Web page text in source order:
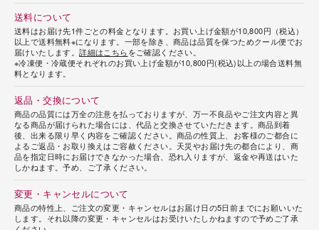
送料について
送料はお届け先1件ごとの料金となります。お買い上げ金額が10,800円（税込）
以上で送料無料※になります。一部を除き、商品は品質を保つためクール便でお
届けいたします。詳細はこちらをご確認ください。
※冷凍便・冷蔵便それぞれのお買い上げ金額が10,800円(税込)以上の場合送料無
料となります。
返品・交換について
商品の品質には万全の注意を払っておりますが、万一不良品やご注文内容と異
なる商品が届けられた場合には、代品と交換させていただきます。商品到着
後、出来る限り早く内容をご確認ください。商品の性質上、お客様のご都合に
よるご返品・お取り換えはご容赦ください。天災やお届け先の都合により、商
品を指定日時にお届けできなかった場合、恐れ入りますが、返金や再送はいた
しかねます。予め、ご了承ください。
変更・キャンセルについて
商品の特性上、ご注文の変更・キャンセルはお届け日の5日前までにお願いいた
します。それ以降の変更・キャンセルはお受けいたしかねますので予めご了承